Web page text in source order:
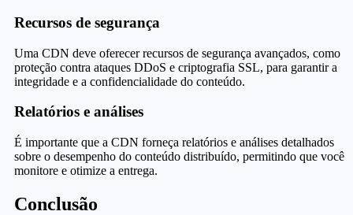
Recursos de segurança
Uma CDN deve oferecer recursos de segurança avançados, como
proteção contra ataques DDoS e criptografia SSL, para garantir a
integridade e a confidencialidade do conteúdo.
Relatórios e análises
É importante que a CDN forneça relatórios e análises detalhados
sobre o desempenho do conteúdo distribuído, permitindo que você
monitore e otimize a entrega.
Conclusão